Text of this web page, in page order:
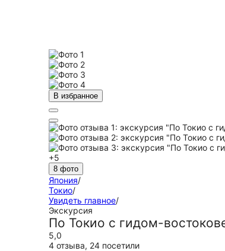
В избранное
+5
8 фото
Япония/
Токио/
Увидеть главное/
Экскурсия
По Токио с гидом-
5,0
4 отзыва, 24 посетили